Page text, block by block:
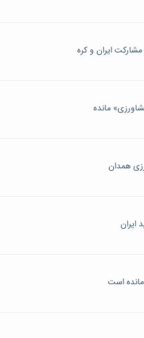
ایران و کره
مانده
همدان
ایران
است